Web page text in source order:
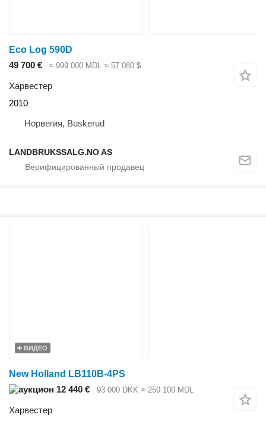
Eco Log 590D
49 700 €
≈ 999 000 MDL ≈ 57 080 $
Харвестер
2010
Норвегия, Buskerud
LANDBRUKSSALG.NO AS
ВИДЕО
New Holland LB110B-4PS
12 440 €
93 000 DKK ≈ 250 100 MDL
Харвестер